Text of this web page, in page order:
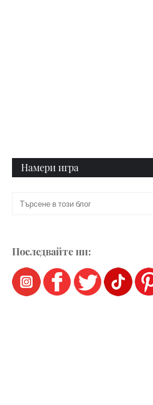
Намери игра
Последвайте ни: